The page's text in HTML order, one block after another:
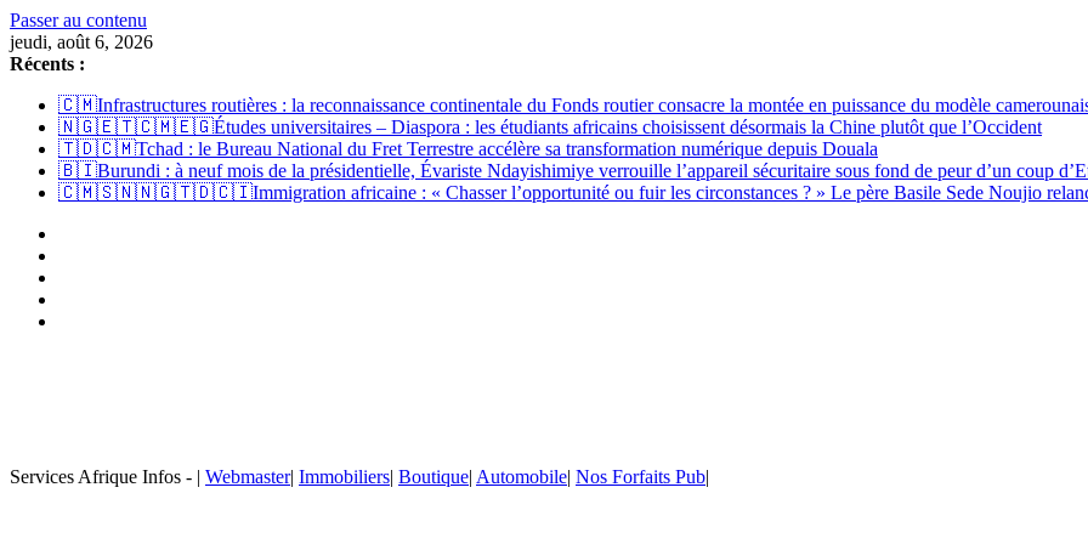
Passer au contenu
jeudi, août 6, 2026
Récents :
🇨🇲Infrastructures routières : la reconnaissance continentale du Fonds routier consacre la montée en puissance du modèle
🇳🇬🇪🇹🇨🇲🇪🇬Études universitaires – Diaspora : les étudiants africains choisissent désormais la Chine plutôt que l’Occident
🇹🇩🇨🇲Tchad : le Bureau National du Fret Terrestre accélère sa transformation numérique depuis Douala
🇧🇮Burundi : à neuf mois de la présidentielle, Évariste Ndayishimiye verrouille l’appareil sécuritaire sous fond de peur d’un coup
🇨🇲🇸🇳🇳🇬🇹🇩🇨🇮Immigration africaine : « Chasser l’opportunité ou fuir les circonstances ? » Le père Basile Sede Noujio relance
Services Afrique Infos - | Webmaster| Immobiliers| Boutique| Automobile| Nos Forfaits Pub|